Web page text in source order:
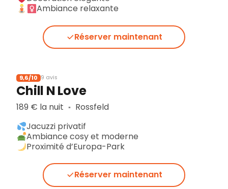
Ambiance relaxante
Réserver maintenant
9,6/10 9 avis
Chill N Love
189 € la nuit ▪︎ Rossfeld
Jacuzzi privatif
Ambiance cosy et moderne
Proximité d’Europa-Park
Réserver maintenant